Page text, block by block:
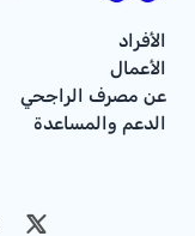
الأفراد
الأعمال
عن مصرف الراجحي
الدعم والمساعدة